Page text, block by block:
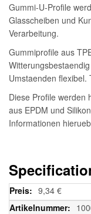
Gummi-U-Profile
Glasscheiben und
Verarbeitung.
Gummiprofile aus
Umstaenden flexibel.
Diese Profile werden
aus EPDM und
Informationen
Weitere
Informationen
9,34 €